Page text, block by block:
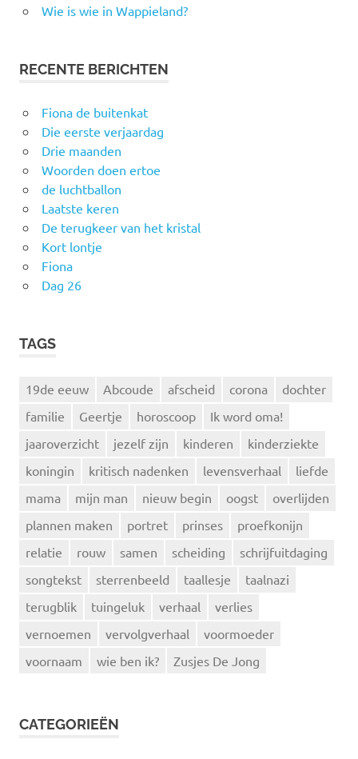
Wie is wie in Wappieland?
RECENTE BERICHTEN
Fiona de buitenkat
Die eerste verjaardag
Drie maanden
Woorden doen ertoe
de luchtballon
Laatste keren
De terugkeer van het kristal
Kort lontje
Fiona
Dag 26
TAGS
19de eeuw Abcoude afscheid corona
dochter
familie
Geertje horoscoop
Ik word oma!
jaaroverzicht
jezelf zijn kinderen
kinderziekte
koningin
kritisch nadenken levensverhaal
liefde
mama
mijn man nieuw begin oogst
overlijden
plannen maken
portret prinses
proefkonijn
relatie
rouw samen scheiding
schrijfuitdaging
songtekst
sterrenbeeld taallesje
taalnazi
terugblik
tuingeluk verhaal
verlies
vernoemen
vervolgverhaal
voormoeder
voornaam
wie ben ik? Zusjes De Jong
CATEGORIEËN